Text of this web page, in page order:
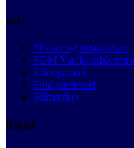
Info
*Priser og besparelser
FDM
3 års garanti
Find værksted
Bilmærker
Bilråd